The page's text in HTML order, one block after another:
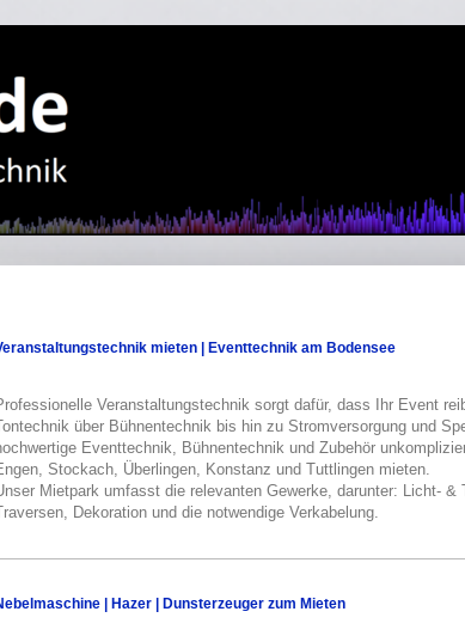
mieten | Eventtechnik am Bodensee
Veranstaltungstechnik sorgt dafür, dass Ihr Event
über Bühnentechnik bis hin zu Stromversorgung und
Eventtechnik, Bühnentechnik und Zubehör
Stockach, Überlingen, Konstanz und Tuttlingen mieten.
Mietpark umfasst die relevanten Gewerke, darunter: Licht-
Dekoration und die notwendige Verkabelung.
| Hazer | Dunsterzeuger zum Mieten